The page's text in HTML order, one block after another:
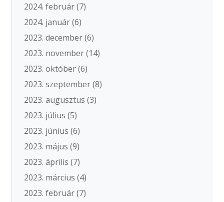
2024. február(7)
2024. január(6)
2023. december(6)
2023. november(14)
2023. október(6)
2023. szeptember(8)
2023. augusztus (3)
2023. július (5)
2023. június (6)
2023. május (9)
2023. április (7)
2023. március (4)
2023. február(7)